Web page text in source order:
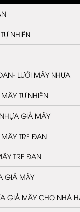
NHIÊN
LƯỚI MÂY NHỰA
TỰ NHIÊN
GIẢ MÂY
TRE ĐAN
TRE ĐAN
GIẢ MÂY
GIẢ MÂY CHO NHÀ